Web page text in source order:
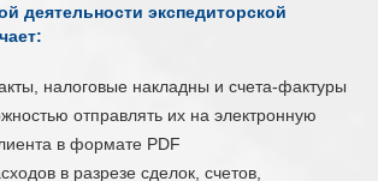
деятельности экспедиторской
налоговые накладны и счета-фактуры
отправлять их на электронную
в формате PDF
в разрезе сделок, счетов,